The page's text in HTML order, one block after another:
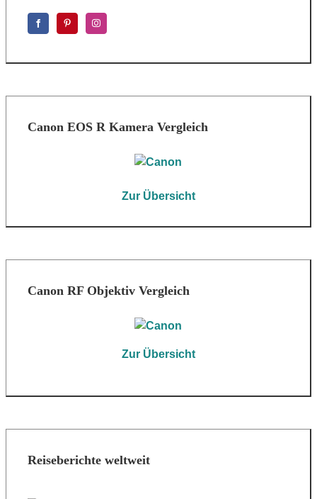
Canon EOS R Kamera Vergleich
Zur Übersicht
Canon RF Objektiv Vergleich
Zur Übersicht
Reiseberichte weltweit